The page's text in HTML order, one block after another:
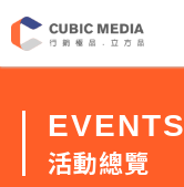
EVENTS
活動總覽